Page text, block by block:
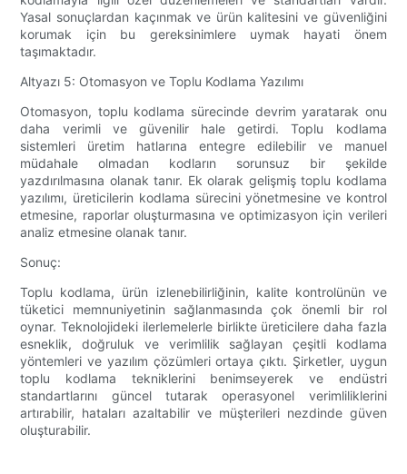
Yasal sonuçlardan kaçınmak ve ürün kalitesini ve güvenliğini
korumak için bu gereksinimlere uymak hayati önem
taşımaktadır.
Altyazı 5: Otomasyon ve Toplu Kodlama Yazılımı
Otomasyon, toplu kodlama sürecinde devrim yaratarak onu
daha verimli ve güvenilir hale getirdi. Toplu kodlama
sistemleri üretim hatlarına entegre edilebilir ve manuel
müdahale olmadan kodların sorunsuz bir şekilde
yazdırılmasına olanak tanır. Ek olarak gelişmiş toplu kodlama
yazılımı, üreticilerin kodlama sürecini yönetmesine ve kontrol
etmesine, raporlar oluşturmasına ve optimizasyon için verileri
analiz etmesine olanak tanır.
Sonuç:
Toplu kodlama, ürün izlenebilirliğinin, kalite kontrolünün ve
tüketici memnuniyetinin sağlanmasında çok önemli bir rol
oynar. Teknolojideki ilerlemelerle birlikte üreticilere daha fazla
esneklik, doğruluk ve verimlilik sağlayan çeşitli kodlama
yöntemleri ve yazılım çözümleri ortaya çıktı. Şirketler, uygun
toplu kodlama tekniklerini benimseyerek ve endüstri
standartlarını güncel tutarak operasyonel verimliliklerini
artırabilir, hataları azaltabilir ve müşterileri nezdinde güven
oluşturabilir.